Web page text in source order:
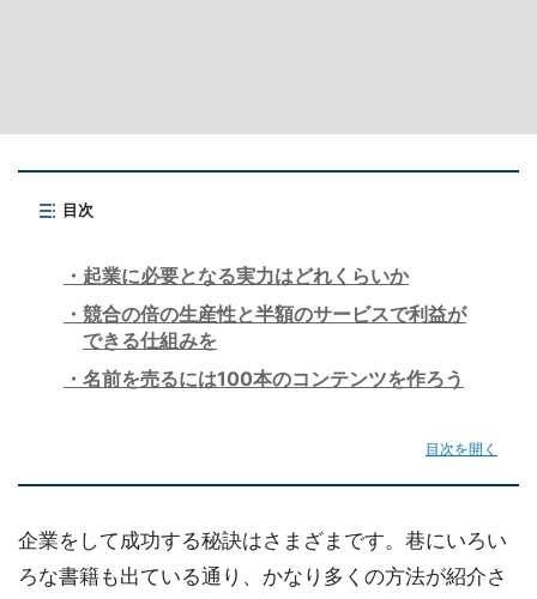
目次
起業に必要となる実力はどれくらいか
競合の倍の生産性と半額のサービスで利益が
できる仕組みを
名前を売るには100本のコンテンツを作ろう
目次を開く
企業をして成功する秘訣はさまざまです。巷にいろい
ろな書籍も出ている通り、かなり多くの方法が紹介さ